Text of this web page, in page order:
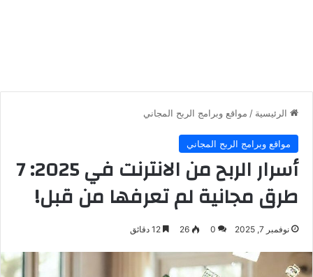
الرئيسية / مواقع وبرامج الربح المجاني
مواقع وبرامج الربح المجاني
أسرار الربح من الانترنت في 2025: 7
طرق مجانية لم تعرفها من قبل!
نوفمبر 7, 2025 0
26